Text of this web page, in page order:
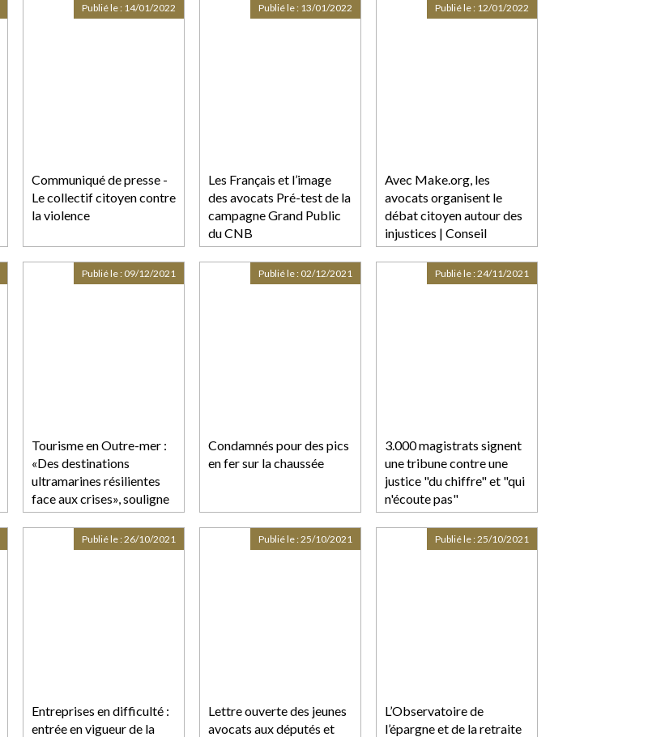
Communiqué de presse -
Le collectif citoyen contre
la violence
Publié le : 14/01/2022
Les Français et l’image
des avocats Pré-test de la
campagne Grand Public
du CNB
Publié le : 13/01/2022
Avec Make.org, les
avocats organisent le
débat citoyen autour des
injustices | Conseil
national des barreaux
Publié le : 12/01/2022
Tourisme en Outre-mer :
«Des destinations
ultramarines résilientes
face aux crises», souligne
une étude
ACCD'OM/Banque des
Territoires
Publié le : 09/12/2021
Condamnés pour des pics
en fer sur la chaussée
Publié le : 02/12/2021
3.000 magistrats signent
une tribune contre une
justice "du chiffre" et "qui
n'écoute pas"
Publié le :24/11/2021
Entreprises en difficulté :
entrée en vigueur de la
Publié le :26/10/2021
Lettre ouverte des jeunes
avocats aux députés et
Publié le :25/10/2021
L’Observatoire de
l’épargne et de la retraite
Publié le :25/10/2021